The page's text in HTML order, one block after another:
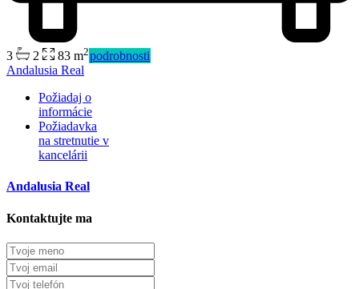
Predaj
3 2 83 m2podrobnosti
Andalusia Real
Požiadaj o
informácie
Požiadavka
na stretnutie v
kancelárii
Andalusia Real
Kontaktujte ma